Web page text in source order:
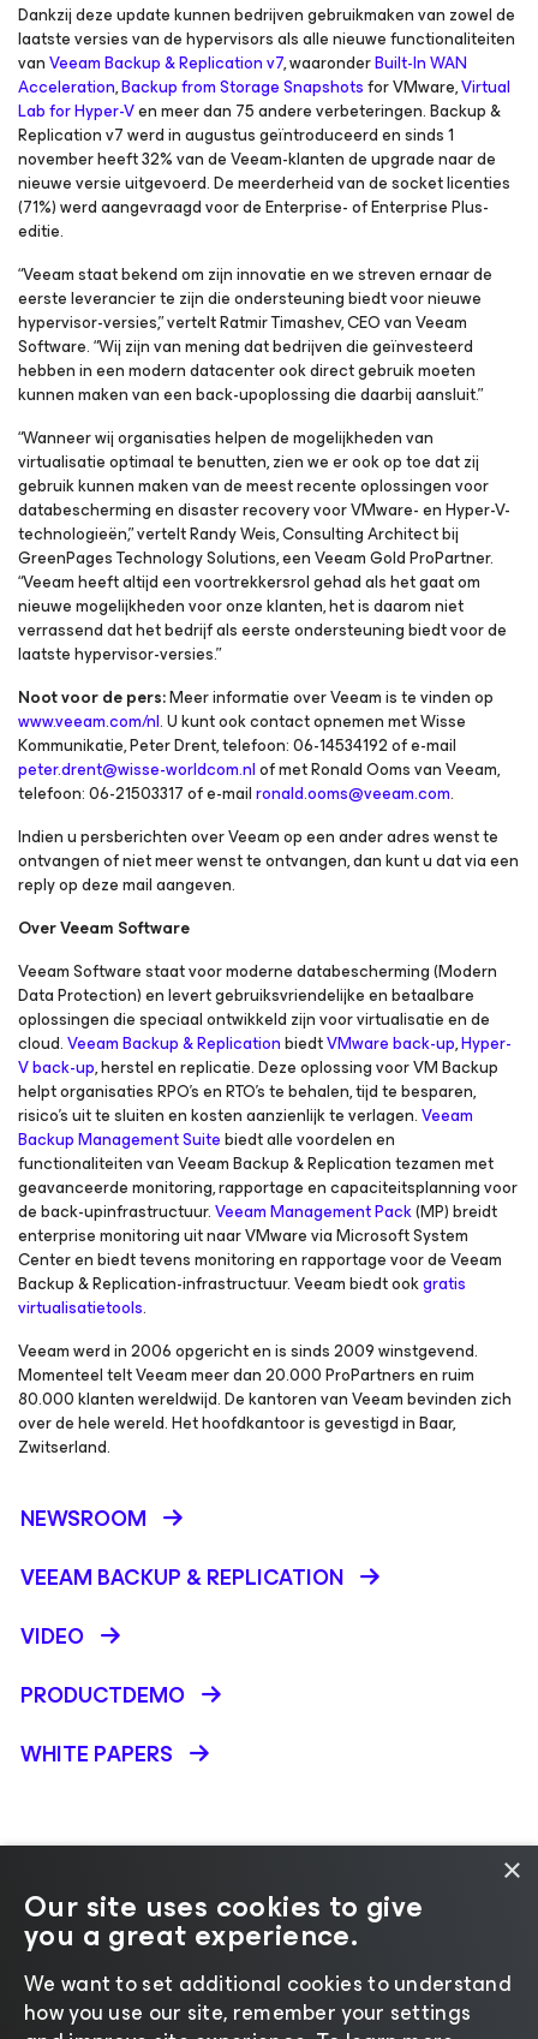
Dankzij deze update kunnen bedrijven gebruikmaken van zowel de
laatste versies van de hypervisors als alle nieuwe functionaliteiten
vanVeeam Backup & Replication v7, waaronderBuilt-In WAN
Acceleration,Backup from Storage Snapshotsfor VMware,Virtual
Lab for Hyper-Ven meer dan 75 andere verbeteringen. Backup &
Replication v7 werd in augustus geïntroduceerd en sinds 1
november heeft 32% van de Veeam-klanten de upgrade naar de
nieuwe versie uitgevoerd. De meerderheid van de socket licenties
(71%) werd aangevraagd voor de Enterprise- of Enterprise Plus-
editie.
“Veeam staat bekend om zijn innovatie en we streven ernaar de
eerste leverancier te zijn die ondersteuning biedt voor nieuwe
hypervisor-versies,” vertelt Ratmir Timashev, CEO van Veeam
Software. “Wij zijn van mening dat bedrijven die geïnvesteerd
hebben in een modern datacenter ook direct gebruik moeten
kunnen maken van een back-upoplossing die daarbij aansluit.”
“Wanneer wij organisaties helpen de mogelijkheden van
virtualisatie optimaal te benutten, zien we er ook op toe dat zij
gebruik kunnen maken van de meest recente oplossingen voor
databescherming en disaster recovery voor VMware- en Hyper-V-
technologieën,” vertelt Randy Weis, Consulting Architect bij
GreenPages Technology Solutions, een Veeam Gold ProPartner.
“Veeam heeft altijd een voortrekkersrol gehad als het gaat om
nieuwe mogelijkheden voor onze klanten, het is daarom niet
verrassend dat het bedrijf als eerste ondersteuning biedt voor de
laatste hypervisor-versies.”
Noot voor de pers:Meer informatie over Veeam is te vinden op
www.veeam.com/nl. U kunt ook contact opnemen met Wisse
Kommunikatie, Peter Drent, telefoon: 06-14534192 of e-mail
peter.drent@wisse-worldcom.nlof met Ronald Ooms van Veeam,
telefoon: 06-21503317 of e-mailronald.ooms@veeam.com.
Indien u persberichten over Veeam op een ander adres wenst te
ontvangen of niet meer wenst te ontvangen, dan kunt u dat via een
reply op deze mail aangeven.
Over Veeam Software
Veeam Software staat voor moderne databescherming (Modern
Data Protection) en levert gebruiksvriendelijke en betaalbare
oplossingen die speciaal ontwikkeld zijn voor virtualisatie en de
cloud.Veeam Backup & ReplicationbiedtVMware back-up,Hyper-
V back-up, herstel en replicatie. Deze oplossing voor VM Backup
helpt organisaties RPO’s en RTO’s te behalen, tijd te besparen,
risico’s uit te sluiten en kosten aanzienlijk te verlagen.Veeam
Backup Management Suitebiedt alle voordelen en
functionaliteiten van Veeam Backup & Replication tezamen met
geavanceerde monitoring, rapportage en capaciteitsplanning voor
de back-upinfrastructuur.Veeam Management Pack(MP) breidt
enterprise monitoring uit naar VMware via Microsoft System
Center en biedt tevens monitoring en rapportage voor de Veeam
Backup & Replication-infrastructuur. Veeam biedt ookgratis
virtualisatietools.
Veeam werd in 2006 opgericht en is sinds 2009 winstgevend.
Momenteel telt Veeam meer dan 20.000 ProPartners en ruim
80.000 klanten wereldwijd. De kantoren van Veeam bevinden zich
over de hele wereld. Het hoofdkantoor is gevestigd in Baar,
Zwitserland.
NEWSROOM
VEEAM BACKUP &REPLICATION
VIDEO
PRODUCTDEMO
WHITE PAPERS
©2026 Veeam® Software | Privacyverklaring
Andere taal selecteren
×
Our site uses cookies to give
you a great experience.
We want to set additional cookies to understand
how you use our site, remember your settings